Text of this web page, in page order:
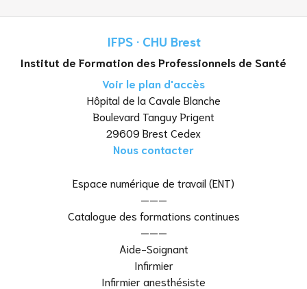
IFPS · CHU Brest
Institut de Formation des Professionnels de Santé
Voir le plan d'accès
Hôpital de la Cavale Blanche
Boulevard Tanguy Prigent
29609 Brest Cedex
Nous contacter
Espace numérique de travail (ENT)
———
Catalogue des formations continues
———
Aide-Soignant
Infirmier
Infirmier anesthésiste